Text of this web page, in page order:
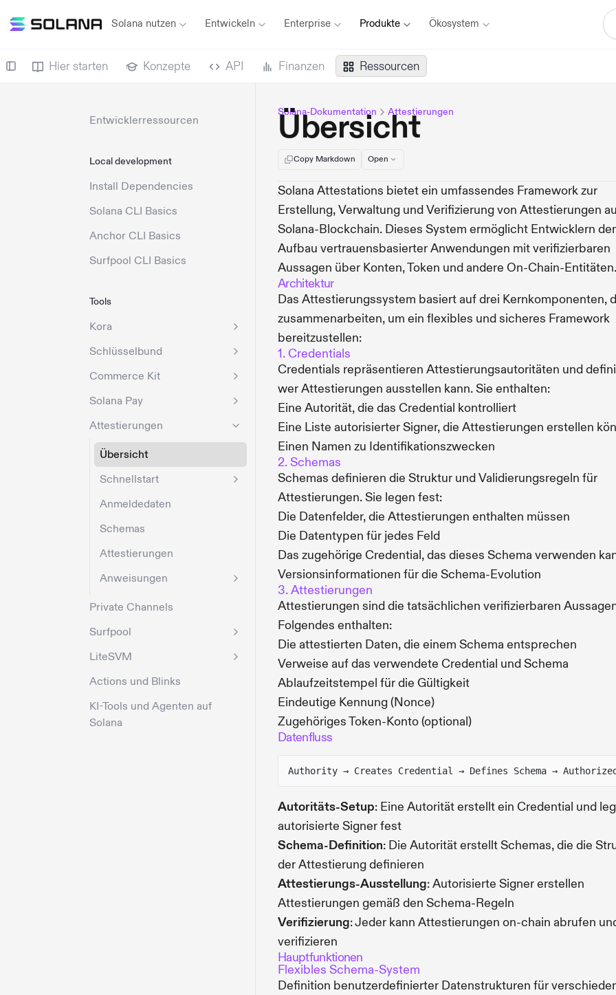
Solana nutzen Entwickeln Enterprise Produkte Ökosystem
Hier starten Konzepte API Finanzen Ressourcen
Entwicklerressourcen
Local development
Install Dependencies
Solana CLI Basics
Anchor CLI Basics
Surfpool CLI Basics
Tools
Kora
Schlüsselbund
Commerce Kit
Solana Pay
Attestierungen
Übersicht
Schnellstart
Anmeldedaten
Schemas
Attestierungen
Anweisungen
Private Channels
Surfpool
LiteSVM
Actions und Blinks
KI-Tools und Agenten auf
Solana
Solana-Dokumentation Attestierungen
Übersicht
Copy Markdown Open
Solana Attestations bietet ein umfassendes Framework zur
Erstellung, Verwaltung und Verifizierung von Attestierungen
Solana-Blockchain. Dieses System ermöglicht Entwicklern
Aufbau vertrauensbasierter Anwendungen mit verifizierbaren
Aussagen über Konten, Token und andere On-Chain-Entitäten.
Architektur
Das Attestierungssystem basiert auf drei Kernkomponenten,
zusammenarbeiten, um ein flexibles und sicheres Framework
bereitzustellen:
1. Credentials
Credentials repräsentieren Attestierungsautoritäten und
wer Attestierungen ausstellen kann. Sie enthalten:
Eine Autorität, die das Credential kontrolliert
Eine Liste autorisierter Signer, die Attestierungen erstellen
Einen Namen zu Identifikationszwecken
2. Schemas
Schemas definieren die Struktur und Validierungsregeln für
Attestierungen. Sie legen fest:
Die Datenfelder, die Attestierungen enthalten müssen
Die Datentypen für jedes Feld
Das zugehörige Credential, das dieses Schema verwenden
Versionsinformationen für die Schema-Evolution
3. Attestierungen
Attestierungen sind die tatsächlichen verifizierbaren
Folgendes enthalten:
Die attestierten Daten, die einem Schema entsprechen
Verweise auf das verwendete Credential und Schema
Ablaufzeitstempel für die Gültigkeit
Eindeutige Kennung (Nonce)
Zugehöriges Token-Konto (optional)
Datenfluss
Authority → Creates Credential → Defines Schema →
Autoritäts-Setup: Eine Autorität erstellt ein Credential und
autorisierte Signer fest
Schema-Definition: Die Autorität erstellt Schemas, die die
der Attestierung definieren
Attestierungs-Ausstellung: Autorisierte Signer erstellen
Attestierungen gemäß den Schema-Regeln
Verifizierung: Jeder kann Attestierungen on-chain abrufen
verifizieren
Hauptfunktionen
Flexibles Schema-System
Definition benutzerdefinierter Datenstrukturen für